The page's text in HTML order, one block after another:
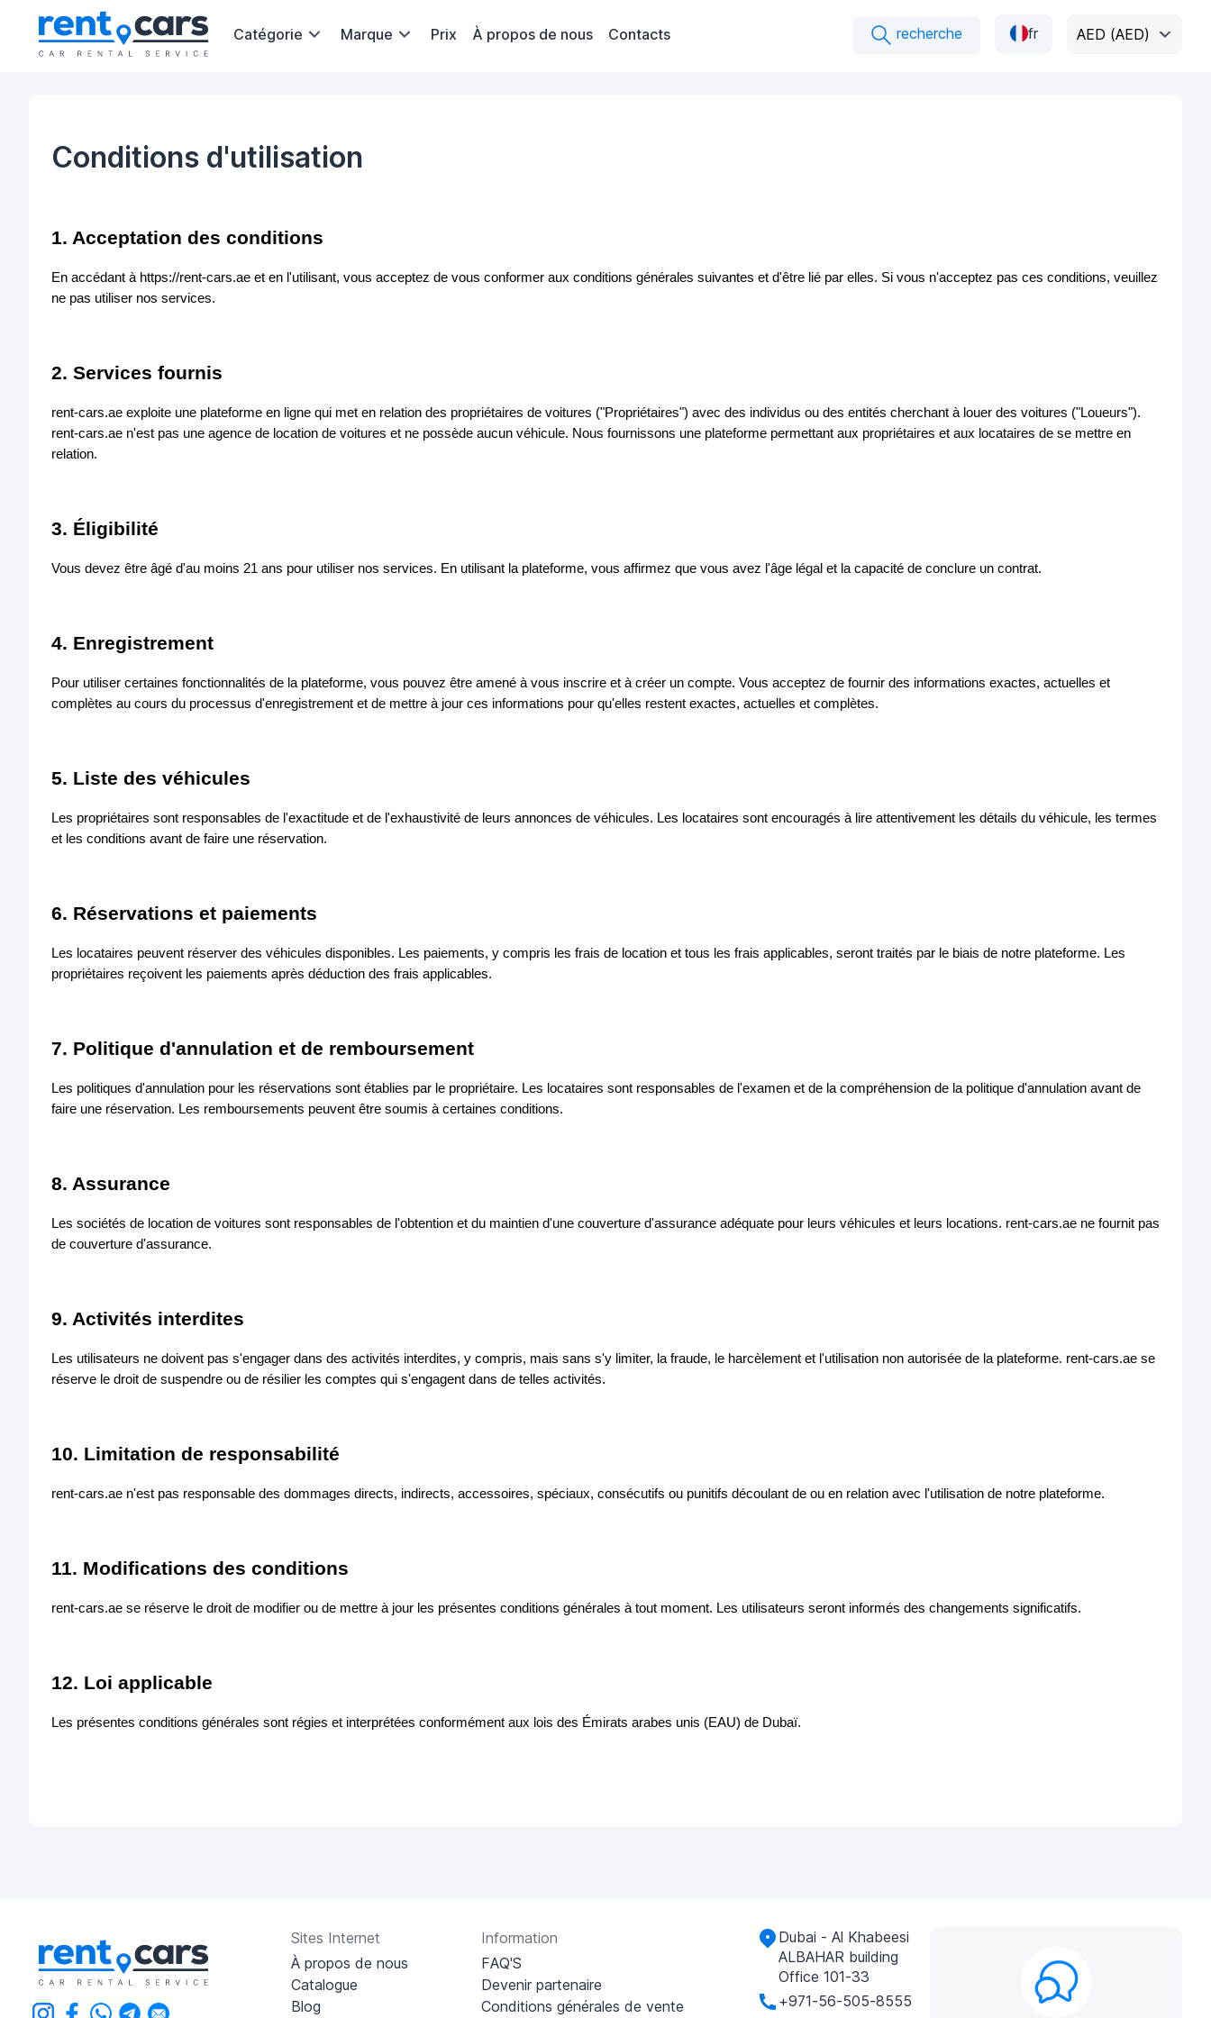
Catégorie Marque Prix À propos de nous Contacts recherche fr AED (AED)
Conditions d'utilisation
1. Acceptation des conditions
En accédant à https://rent-cars.ae et en l'utilisant, vous acceptez de vous conformer aux conditions générales suivantes et d'être lié par elles. Si vous n'acceptez pas ces conditions, veuillez
ne pas utiliser nos services.
2. Services fournis
rent-cars.ae exploite une plateforme en ligne qui met en relation des propriétaires de voitures ("Propriétaires") avec des individus ou des entités cherchant à louer des voitures ("Loueurs").
rent-cars.ae n'est pas une agence de location de voitures et ne possède aucun véhicule. Nous fournissons une plateforme permettant aux propriétaires et aux locataires de se mettre en
relation.
3. Éligibilité
Vous devez être âgé d'au moins 21 ans pour utiliser nos services. En utilisant la plateforme, vous affirmez que vous avez l'âge légal et la capacité de conclure un contrat.
4. Enregistrement
Pour utiliser certaines fonctionnalités de la plateforme, vous pouvez être amené à vous inscrire et à créer un compte. Vous acceptez de fournir des informations exactes, actuelles et
complètes au cours du processus d'enregistrement et de mettre à jour ces informations pour qu'elles restent exactes, actuelles et complètes.
5. Liste des véhicules
Les propriétaires sont responsables de l'exactitude et de l'exhaustivité de leurs annonces de véhicules. Les locataires sont encouragés à lire attentivement les détails du véhicule, les termes
et les conditions avant de faire une réservation.
6. Réservations et paiements
Les locataires peuvent réserver des véhicules disponibles. Les paiements, y compris les frais de location et tous les frais applicables, seront traités par le biais de notre plateforme. Les
propriétaires reçoivent les paiements après déduction des frais applicables.
7. Politique d'annulation et de remboursement
Les politiques d'annulation pour les réservations sont établies par le propriétaire. Les locataires sont responsables de l'examen et de la compréhension de la politique d'annulation avant de
faire une réservation. Les remboursements peuvent être soumis à certaines conditions.
8. Assurance
Les sociétés de location de voitures sont responsables de l'obtention et du maintien d'une couverture d'assurance adéquate pour leurs véhicules et leurs locations. rent-cars.ae ne fournit pas
de couverture d'assurance.
9. Activités interdites
Les utilisateurs ne doivent pas s'engager dans des activités interdites, y compris, mais sans s'y limiter, la fraude, le harcèlement et l'utilisation non autorisée de la plateforme. rent-cars.ae se
réserve le droit de suspendre ou de résilier les comptes qui s'engagent dans de telles activités.
10. Limitation de responsabilité
rent-cars.ae n'est pas responsable des dommages directs, indirects, accessoires, spéciaux, consécutifs ou punitifs découlant de ou en relation avec l'utilisation de notre plateforme.
11. Modifications des conditions
rent-cars.ae se réserve le droit de modifier ou de mettre à jour les présentes conditions générales à tout moment. Les utilisateurs seront informés des changements significatifs.
12. Loi applicable
Les présentes conditions générales sont régies et interprétées conformément aux lois des Émirats arabes unis (EAU) de Dubaï.
Sites Internet
À propos de nous
Catalogue
Blog
Information
FAQ'S
Devenir partenaire
Conditions générales de vente
Dubai - Al Khabeesi
ALBAHAR building
Office 101-33
+971-56-505-8555